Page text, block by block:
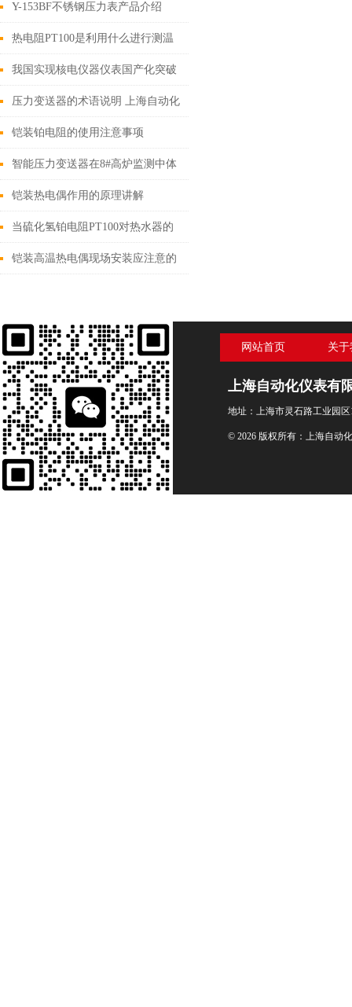
Y-153BF不锈钢压力表产品介绍
热电阻PT100是利用什么进行测温
的呢？
我国实现核电仪器仪表国产化突破
压力变送器的术语说明 上海自动化
仪表有限公司
铠装铂电阻的使用注意事项
智能压力变送器在8#高炉监测中体
现富氧系统提高其稳定系数
铠装热电偶作用的原理讲解
当硫化氢铂电阻PT100对热水器的
测量准确性有什么效果？
铠装高温热电偶现场安装应注意的
网站首页 关
上海自动化仪表有
地址：上海市灵石路工业园区
© 2026 版权所有：上海自动